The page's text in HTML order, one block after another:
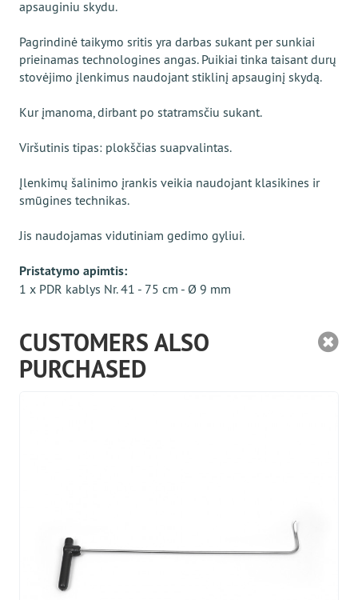
apsauginiu skydu.
Pagrindinė taikymo sritis yra darbas sukant per sunkiai
prieinamas technologines angas. Puikiai tinka taisant durų
stovėjimo įlenkimus naudojant stiklinį apsauginį skydą.
Kur įmanoma, dirbant po statramsčiu sukant.
Viršutinis tipas: plokščias suapvalintas.
Įlenkimų šalinimo įrankis veikia naudojant klasikines ir
smūgines technikas.
Jis naudojamas vidutiniam gedimo gyliui.
Pristatymo apimtis:
1 x PDR kablys Nr. 41 - 75 cm - Ø 9 mm
CUSTOMERS ALSO
PURCHASED